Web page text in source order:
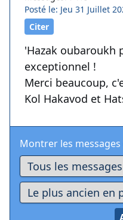
Posté le: Jeu 31 Juillet
Citer
'Hazak oubaroukh
exceptionnel !
Merci beaucoup,
Kol Hakavod et
Montrer les messages